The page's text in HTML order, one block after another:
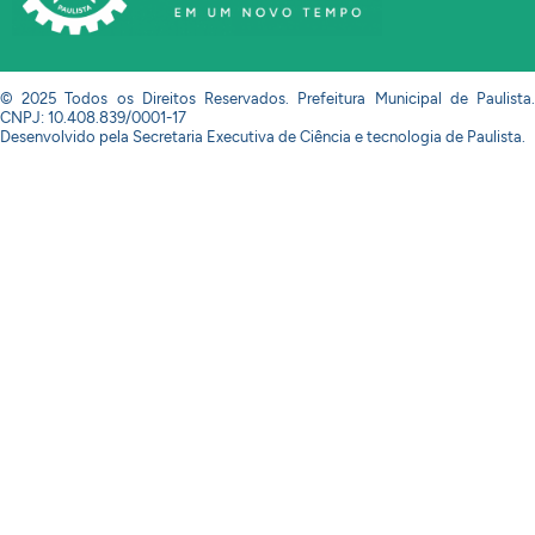
© 2025 Todos os Direitos Reservados. Prefeitura Municipal de Paulista.
CNPJ: 10.408.839/0001-17
Desenvolvido pela Secretaria Executiva de Ciência e tecnologia de Paulista.